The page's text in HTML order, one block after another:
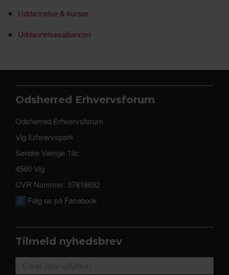
Uddannelse & kurser
Uddannelsesalliancen
Odsherred Erhvervsforum
Odsherred Erhvervsforum
Vig Erhvervspark
Søndre Vænge 19c
4560 Vig
CVR Nummer: 37818682
Følg os på Facebook
Tilmeld nyhedsbrev